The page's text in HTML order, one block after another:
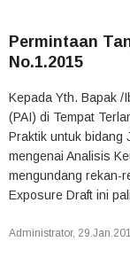
Permintaan
No.1.2015
Kepada Yth. Bapak /
(PAI) di Tempat
Praktik untuk bidang
mengenai Analisis
mengundang rekan-
Exposure Draft ini
Administrator,